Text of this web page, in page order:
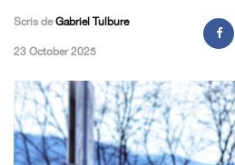
Scris deGabriel Tulbure
,23 October 2025